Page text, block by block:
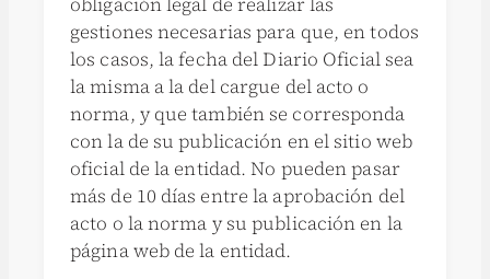
gestiones necesarias para que, en todos
los casos, la fecha del Diario Oficial sea
la misma a la del cargue del acto o
norma, y que también se corresponda
con la de su publicación en el sitio web
oficial de la entidad. No pueden pasar
más de 10 días entre la aprobación del
acto o la norma y su publicación en la
página web de la entidad.